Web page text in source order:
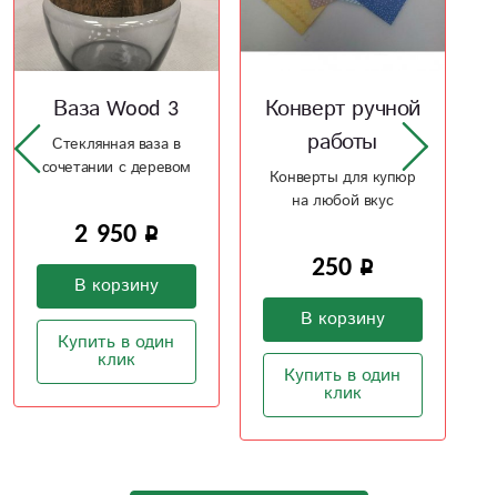
Конверт ручной
работы
Конверты для купюр
250
В корзину
Керамическая
ваза Рельеф 2
Рельефная
керамическая ваз в
1 600
В корзину
Купить в один
клик